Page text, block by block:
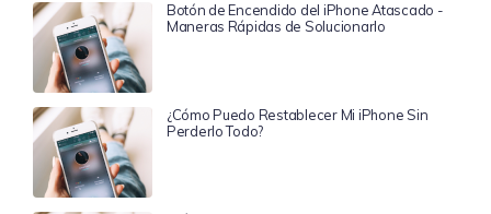
Botón de Encendido del iPhone Atascado -
Maneras Rápidas de Solucionarlo
¿Cómo Puedo Restablecer Mi iPhone Sin
Perderlo Todo?